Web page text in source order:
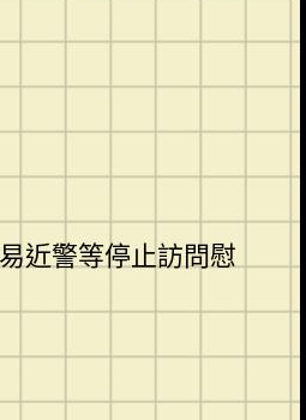
近警等停止訪問慰